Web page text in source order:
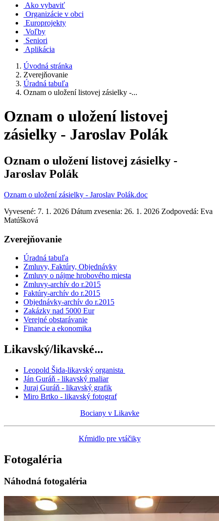
Ako vybaviť
Organizácie v obci
Europrojekty
Voľby
Seniori
Aplikácia
Úvodná stránka
Zverejňovanie
Úradná tabuľa
Oznam o uložení listovej zásielky -...
Oznam o uložení listovej
zásielky - Jaroslav Polák
Oznam o uložení listovej zásielky -
Jaroslav Polák
Oznam o uložení zásielky - Jaroslav Polák.doc
Vyvesené: 7. 1. 2026 Dátum zvesenia: 26. 1. 2026 Zodpovedá: Eva
Matúšková
Zverejňovanie
Úradná tabuľa
Zmluvy, Faktúry, Objednávky
Zmluvy o nájme hrobového miesta
Zmluvy-archív do r.2015
Faktúry-archív do r.2015
Objednávky-archív do r.2015
Zakázky nad 5000 Eur
Verejné obstarávanie
Financie a ekonomika
Likavský/likavské...
Leopold Šida-likavský organista
Ján Guráň - likavský maliar
Juraj Guráň - likavský grafik
Miro Brtko - likavský fotograf
Bociany v Likavke
Kŕmidlo pre vtáčiky
Fotogaléria
Náhodná fotogaléria